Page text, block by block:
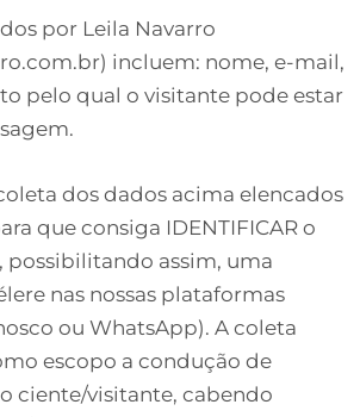
por Leila Navarro
incluem: nome, e-mail,
pelo qual o visitante pode estar
dos dados acima elencados
que consiga IDENTIFICAR o
possibilitando assim, uma
nas nossas plataformas
ou WhatsApp). A coleta
escopo a condução de
ciente/visitante, cabendo